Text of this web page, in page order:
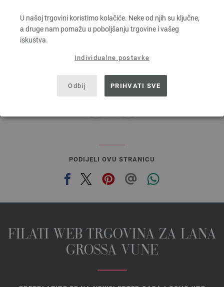
U našoj trgovini koristimo kolačiće. Neke od njih su ključne,
a druge nam pomažu u poboljšanju trgovine i vašeg
iskustva.
Individualne postavke
Odbij PRIHVATI SVE
ALTA MODA ALPACA
90 % Alpaka, 5 % Djevicavuna, 5 % Poliamid
6,68 €
prev next
PODIJELI OVU STRANICU
FILATI WEB TRGOVINA ZA LANA
GROSSA VUNE